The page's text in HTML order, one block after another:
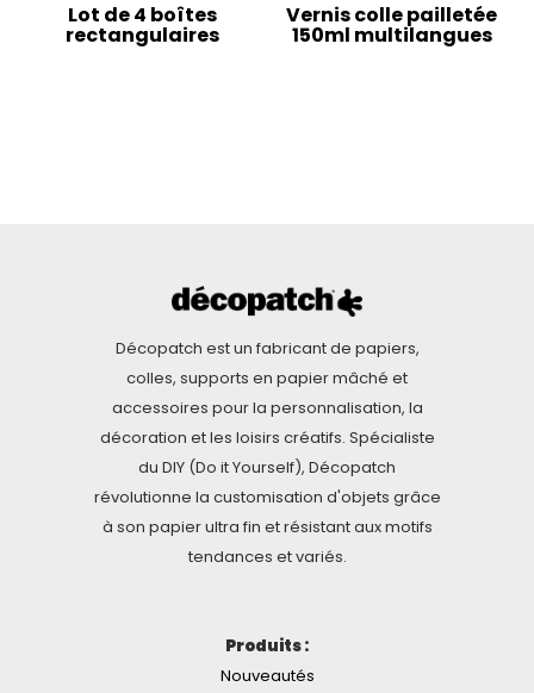
Lot de 4 boîtes
rectangulaires
Vernis colle pailletée
150ml multilangues
Décopatch est un fabricant de papiers,
colles, supports en papier mâché et
accessoires pour la personnalisation, la
décoration et les loisirs créatifs. Spécialiste
du DIY (Do it Yourself), Décopatch
révolutionne la customisation d'objets grâce
à son papier ultra fin et résistant aux motifs
tendances et variés.
Produits :
Nouveautés